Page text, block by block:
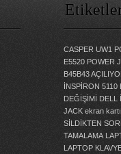
CASPER UW1
E5520 POWER
B45B43
İNSPİRON
DEĞİŞİMİ
DELL
JACK ekran
SİLDİKTEN
TAMALAMA
LAPTOP